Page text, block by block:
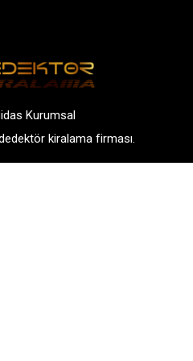
Kurumsal
kiralama firması.